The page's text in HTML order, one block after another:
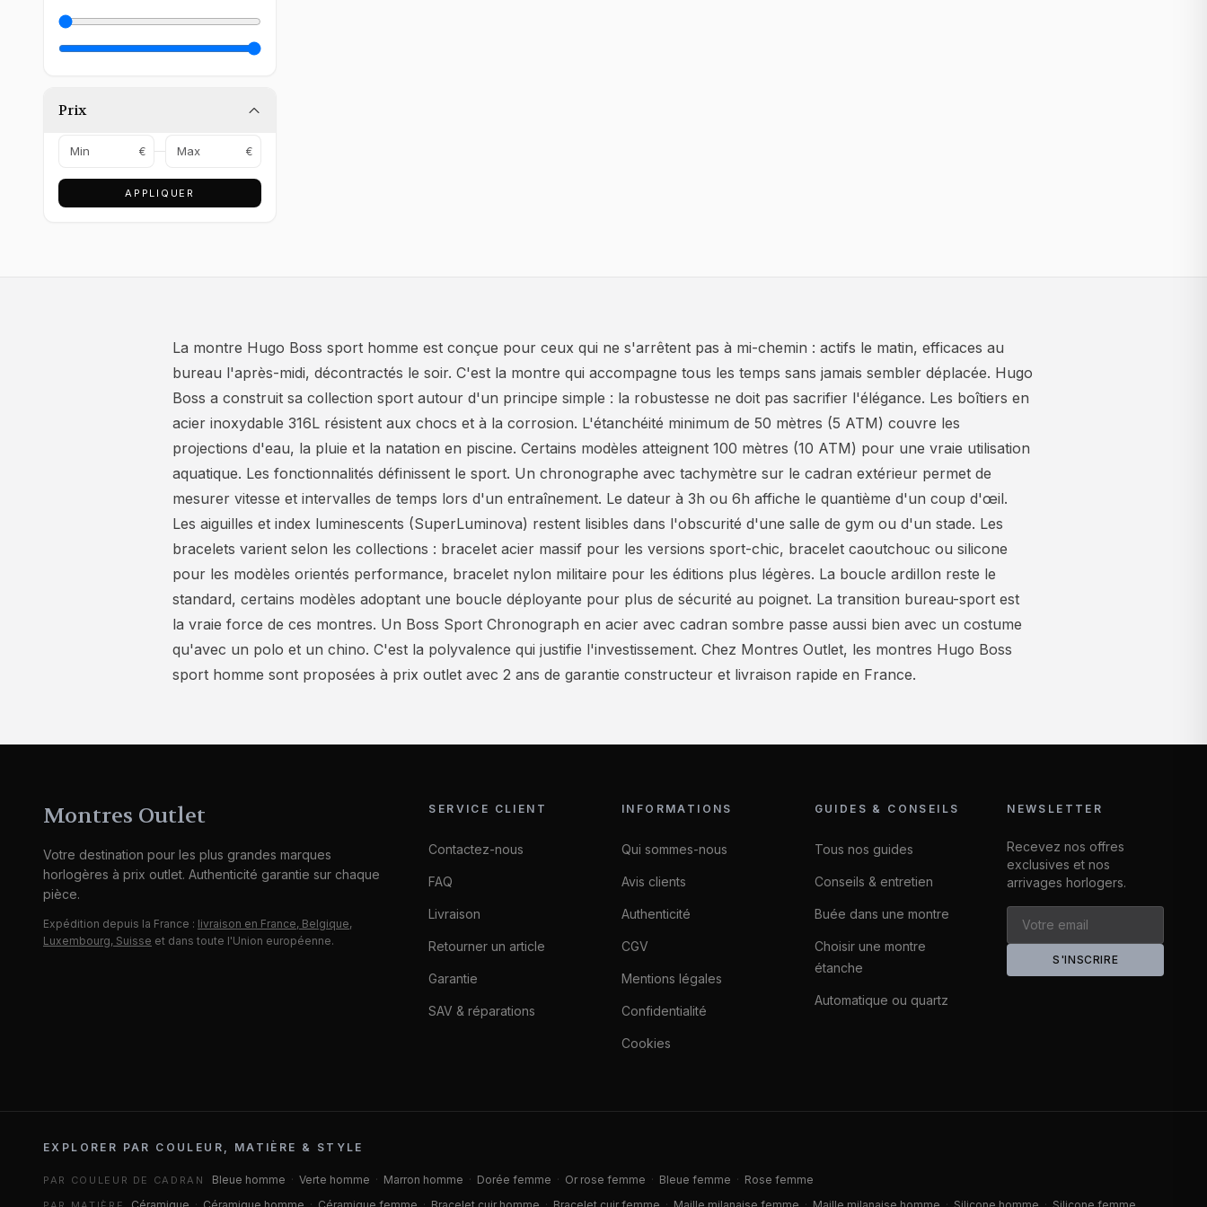
Prix
€ €
APPLIQUER
La montre Hugo Boss sport homme est conçue pour ceux qui ne s'arrêtent pas à mi-chemin : actifs le matin, efficaces au
bureau l'après-midi, décontractés le soir. C'est la montre qui accompagne tous les temps sans jamais sembler déplacée. Hugo
Boss a construit sa collection sport autour d'un principe simple : la robustesse ne doit pas sacrifier l'élégance. Les boîtiers en
acier inoxydable 316L résistent aux chocs et à la corrosion. L'étanchéité minimum de 50 mètres (5 ATM) couvre les
projections d'eau, la pluie et la natation en piscine. Certains modèles atteignent 100 mètres (10 ATM) pour une vraie utilisation
aquatique. Les fonctionnalités définissent le sport. Un chronographe avec tachymètre sur le cadran extérieur permet de
mesurer vitesse et intervalles de temps lors d'un entraînement. Le dateur à 3h ou 6h affiche le quantième d'un coup d'œil.
Les aiguilles et index luminescents (SuperLuminova) restent lisibles dans l'obscurité d'une salle de gym ou d'un stade. Les
bracelets varient selon les collections : bracelet acier massif pour les versions sport-chic, bracelet caoutchouc ou silicone
pour les modèles orientés performance, bracelet nylon militaire pour les éditions plus légères. La boucle ardillon reste le
standard, certains modèles adoptant une boucle déployante pour plus de sécurité au poignet. La transition bureau-sport est
la vraie force de ces montres. Un Boss Sport Chronograph en acier avec cadran sombre passe aussi bien avec un costume
qu'avec un polo et un chino. C'est la polyvalence qui justifie l'investissement. Chez Montres Outlet, les montres Hugo Boss
sport homme sont proposées à prix outlet avec 2 ans de garantie constructeur et livraison rapide en France.
Montres Outlet
Votre destination pour les plus grandes marques
horlogères à prix outlet. Authenticité garantie sur chaque
pièce.
Expédition depuis la France : livraison en France, Belgique,
Luxembourg, Suisse et dans toute l'Union européenne.
SERVICE CLIENT
Contactez-nous
FAQ
Livraison
Retourner un article
Garantie
SAV & réparations
INFORMATIONS
Qui sommes-nous
Avis clients
Authenticité
CGV
Mentions légales
Confidentialité
Cookies
GUIDES & CONSEILS
Tous nos guides
Conseils & entretien
Buée dans une montre
Choisir une montre
étanche
Automatique ou quartz
NEWSLETTER
Recevez nos offres
exclusives et nos
arrivages horlogers.
S'INSCRIRE
EXPLORER PAR COULEUR, MATIÈRE & STYLE
PAR COULEUR DE CADRAN Bleue homme · Verte homme · Marron homme · Dorée femme · Or rose femme · Bleue femme · Rose femme